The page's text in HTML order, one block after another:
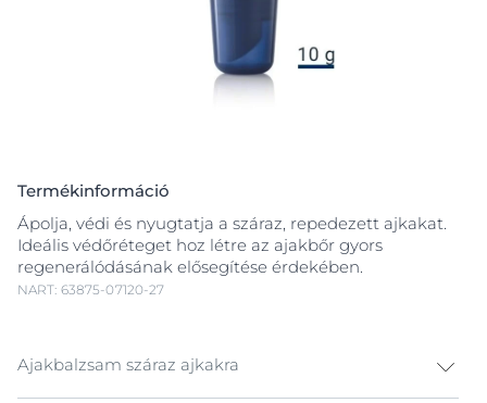
Termékinformáció
Ápolja, védi és nyugtatja a száraz, repedezett ajkakat.
Ideális védőréteget hoz létre az ajakbőr gyors
regenerálódásának elősegítése érdekében.
NART: 63875-07120-27
Ajakbalzsam száraz ajkakra